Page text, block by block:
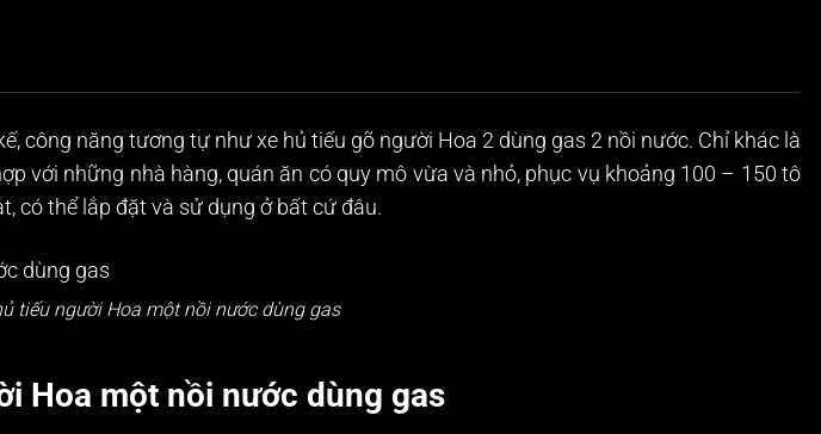
công năng tương tự như xe hủ tiếu gõ người Hoa 2 dùng gas 2 nồi nước. Chỉ khác là
với những nhà hàng, quán ăn có quy mô vừa và nhỏ, phục vụ khoảng 100 – 150 tô
có thể lắp đặt và sử dụng ở bất cứ đâu.
tiếu người Hoa một nồi nước dùng gas
Hoa một nồi nước dùng gas